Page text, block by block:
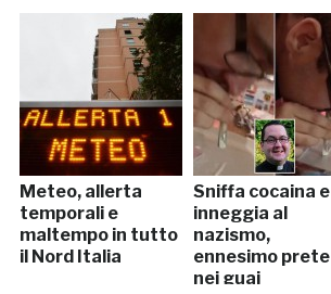
Meteo, allerta
temporali e
maltempo in tutto
il Nord Italia
Sniffa cocaina e
inneggia al
nazismo,
ennesimo prete
nei guai